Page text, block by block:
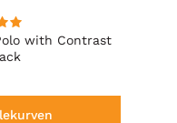
with Contrast